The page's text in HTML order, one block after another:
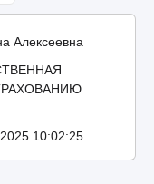
Алексеевна
10:02:25